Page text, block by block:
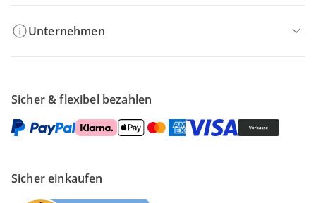
Unternehmen
Sicher & flexibel bezahlen
Sicher einkaufen